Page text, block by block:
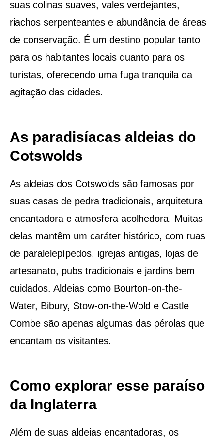
suas colinas suaves, vales verdejantes,
riachos serpenteantes e abundância de áreas
de conservação. É um destino popular tanto
para os habitantes locais quanto para os
turistas, oferecendo uma fuga tranquila da
agitação das cidades.
As paradisíacas aldeias do
Cotswolds
As aldeias dos Cotswolds são famosas por
suas casas de pedra tradicionais, arquitetura
encantadora e atmosfera acolhedora. Muitas
delas mantêm um caráter histórico, com ruas
de paralelepípedos, igrejas antigas, lojas de
artesanato, pubs tradicionais e jardins bem
cuidados. Aldeias como Bourton-on-the-
Water, Bibury, Stow-on-the-Wold e Castle
Combe são apenas algumas das pérolas que
encantam os visitantes.
Como explorar esse paraíso
da Inglaterra
Além de suas aldeias encantadoras, os